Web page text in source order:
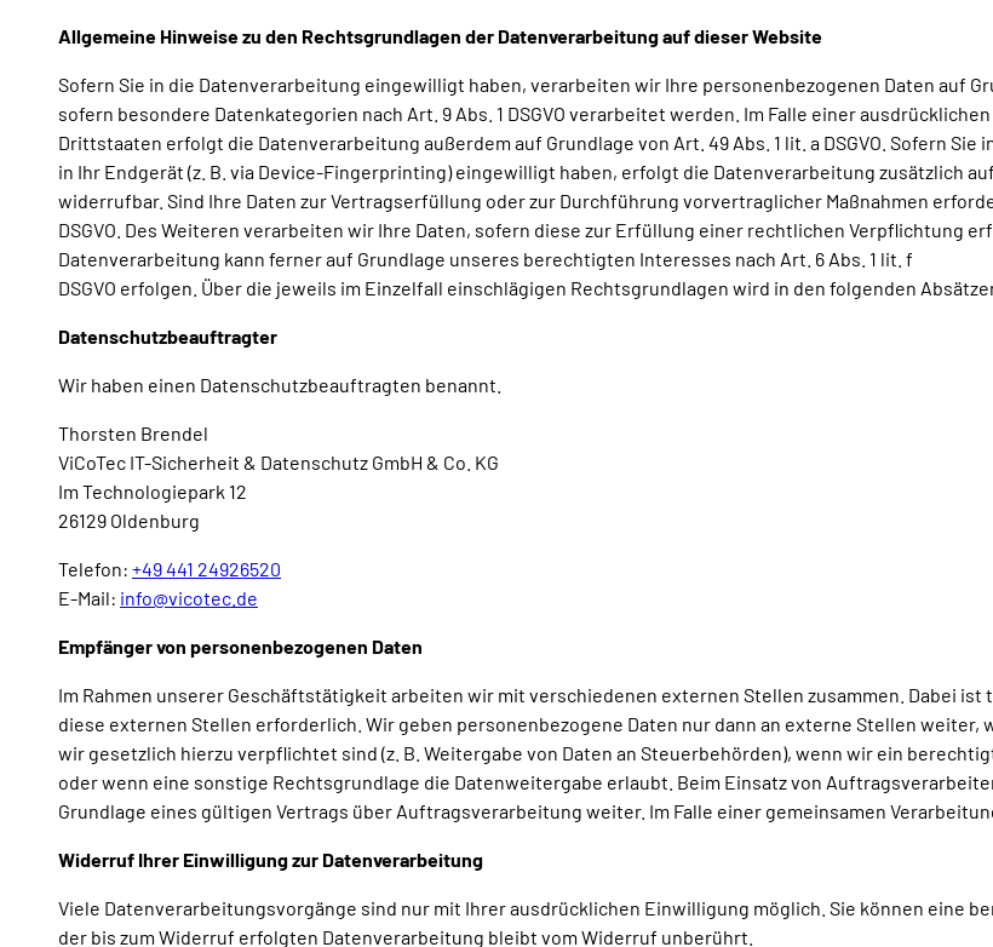
Allgemeine Hinweise zu den Rechtsgrundlagen der Datenverarbeitung auf dieser Website
Sofern Sie in die Datenverarbeitung eingewilligt haben, verarbeiten wir Ihre personenbezogenen Daten auf
sofern besondere Datenkategorien nach Art. 9 Abs. 1 DSGVO verarbeitet werden. Im Falle einer
Drittstaaten erfolgt die Datenverarbeitung außerdem auf Grundlage von Art. 49 Abs. 1 lit. a DSGVO. Sofern
in Ihr Endgerät (z. B. via Device-Fingerprinting) eingewilligt haben, erfolgt die Datenverarbeitung zusätzlich
widerrufbar. Sind Ihre Daten zur Vertragserfüllung oder zur Durchführung vorvertraglicher Maßnahmen
DSGVO. Des Weiteren verarbeiten wir Ihre Daten, sofern diese zur Erfüllung einer rechtlichen Verpflichtung
Datenverarbeitung kann ferner auf Grundlage unseres berechtigten Interesses nach Art. 6 Abs. 1 lit. f
DSGVO erfolgen. Über die jeweils im Einzelfall einschlägigen Rechtsgrundlagen wird in den folgenden
Datenschutzbeauftragter
Wir haben einen Datenschutzbeauftragten benannt.
Thorsten Brendel
ViCoTec IT-Sicherheit & Datenschutz GmbH & Co. KG
Im Technologiepark 12
26129 Oldenburg
Telefon: +49 441 24926520
E-Mail: info@vicotec.de
Empfänger von personenbezogenen Daten
Im Rahmen unserer Geschäftstätigkeit arbeiten wir mit verschiedenen externen Stellen zusammen. Dabei
diese externen Stellen erforderlich. Wir geben personenbezogene Daten nur dann an externe Stellen
wir gesetzlich hierzu verpflichtet sind (z. B. Weitergabe von Daten an Steuerbehörden), wenn wir ein
oder wenn eine sonstige Rechtsgrundlage die Datenweitergabe erlaubt. Beim Einsatz von
Grundlage eines gültigen Vertrags über Auftragsverarbeitung weiter. Im Falle einer gemeinsamen
Widerruf Ihrer Einwilligung zur Datenverarbeitung
Viele Datenverarbeitungsvorgänge sind nur mit Ihrer ausdrücklichen Einwilligung möglich. Sie können eine
der bis zum Widerruf erfolgten Datenverarbeitung bleibt vom Widerruf unberührt.